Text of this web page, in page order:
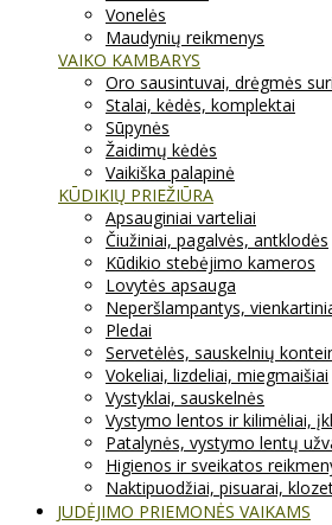
Vonelės
Maudynių reikmenys
VAIKO KAMBARYS
Oro sausintuvai, drėgmės
Stalai, kėdės, komplektai
Sūpynės
Žaidimų kėdės
Vaikiška palapinė
KŪDIKIŲ PRIEŽIŪRA
Apsauginiai varteliai
Čiužiniai, pagalvės, antklodės
Kūdikio stebėjimo kameros
Lovytės apsauga
Neperšlampantys,
Pledai
Servetėlės, sauskelnių
Vokeliai, lizdeliai, miegmaišiai
Vystyklai, sauskelnės
Vystymo lentos ir kilimėliai,
Patalynės, vystymo lentų
Higienos ir sveikatos
Naktipuodžiai, pisuarai,
JUDĖJIMO PRIEMONĖS VAIKAMS